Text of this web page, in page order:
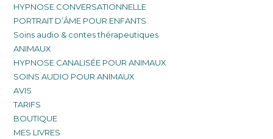
HYPNOSE CONVERSATIONNELLE
PORTRAIT D’ÂME POUR ENFANTS
Soins audio & contes thérapeutiques
ANIMAUX
HYPNOSE CANALISÉE POUR ANIMAUX
SOINS AUDIO POUR ANIMAUX
AVIS
TARIFS
BOUTIQUE
MES LIVRES